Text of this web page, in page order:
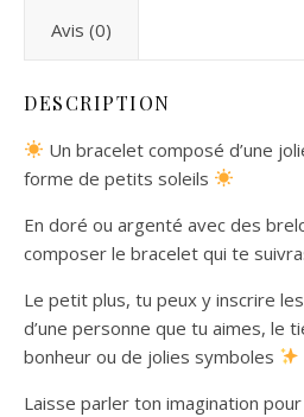
Avis (0)
DESCRIPTION
Un bracelet composé d’une
forme de petits soleils
En doré ou argenté avec des
composer le bracelet qui te
Le petit plus, tu peux y inscrire
d’une personne que tu aimes, le
bonheur ou de jolies symboles
Laisse parler ton imagination